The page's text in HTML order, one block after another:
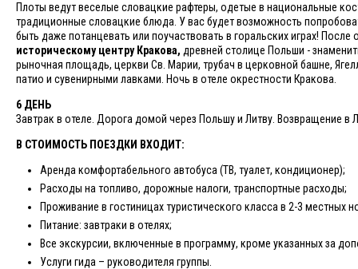
Плоты ведут веселые словацкие рафтеры, одетые в национальные
традиционные словацкие блюда. У вас будет возможность
быть даже потанцевать или поучаствовать в горальских играх!
историческому центру Кракова, древней столице Польши -
рыночная площадь, церкви Св. Марии, трубач в церковной башне,
патио и сувенирными лавками. Ночь в отеле окрестности Кракова.
6 ДЕНЬ
Завтрак в отеле. Дорога домой через Польшу и Литву. Возвращение
В СТОИМОСТЬ ПОЕЗДКИ ВХОДИТ:
Аренда комфортабельного автобуса (ТВ, туалет, кондиционер);
Расходы на топливо, дорожные налоги, транспортные расходы;
Проживание в гостиницах туристического класса в 2-3 местных
Питание: завтраки в отелях;
Все экскурсии, включенные в программу, кроме указанных за
Услуги гида – руководителя группы.